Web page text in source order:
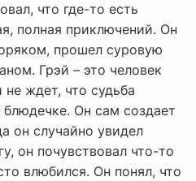
что где-то есть
полная приключений. Он
прошел суровую
Грэй – это человек
ждет, что судьба
Он сам создает
он случайно увидел
он почувствовал что-то
влюбился. Он понял, что